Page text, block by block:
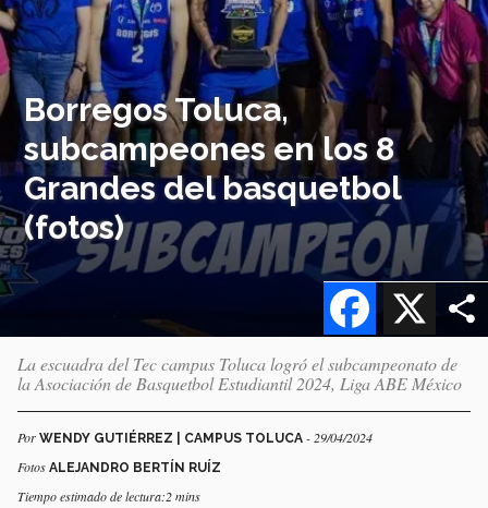
Borregos Toluca,
subcampeones en los 8
Grandes del basquetbol
(fotos)
X
Facebook
La escuadra del Tec campus Toluca logró el subcampeonato de
la Asociación de Basquetbol Estudiantil 2024, Liga ABE México
Por WENDY GUTIÉRREZ | CAMPUS TOLUCA - 29/04/2024
Fotos ALEJANDRO BERTÍN RUÍZ
Tiempo estimado de lectura:2 mins